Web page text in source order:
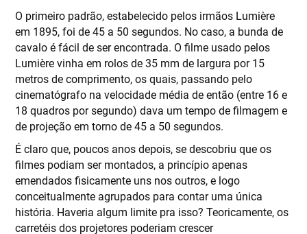
O primeiro padrão, estabelecido pelos irmãos Lumière
em 1895, foi de 45 a 50 segundos. No caso, a bunda de
cavalo é fácil de ser encontrada. O filme usado pelos
Lumière vinha em rolos de 35 mm de largura por 15
metros de comprimento, os quais, passando pelo
cinematógrafo na velocidade média de então (entre 16 e
18 quadros por segundo) dava um tempo de filmagem e
de projeção em torno de 45 a 50 segundos.
É claro que, poucos anos depois, se descobriu que os
filmes podiam ser montados, a princípio apenas
emendados fisicamente uns nos outros, e logo
conceitualmente agrupados para contar uma única
história. Haveria algum limite pra isso? Teoricamente, os
carretéis dos projetores poderiam crescer